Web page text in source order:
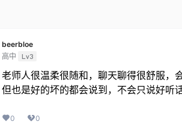
beerbloe
高中
Lv3
老师人很温柔很随和，聊天聊得很舒服，
但也是好的坏的都会说到，不会只说好听
0 0